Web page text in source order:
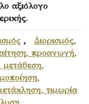
αξιόλογο
, Διορισμός,
προαγωγή,
τιμωρία